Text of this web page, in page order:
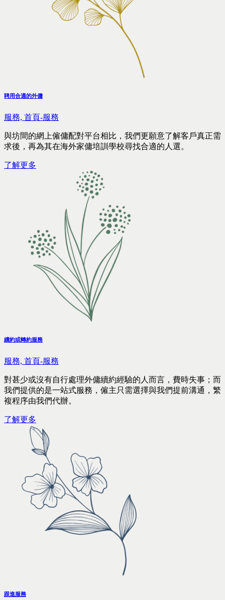
聘用合適的外傭
服務, 首頁-服務
與坊間的網上僱傭配對平台相比，我們更願意了解客戶真正需
求後，再為其在海外家傭培訓學校尋找合適的人選。
了解更多
續約或轉約服務
服務, 首頁-服務
對甚少或沒有自行處理外傭續約經驗的人而言，費時失事；而
我們提供的是一站式服務，僱主只需選擇與我們提前溝通，繁
複程序由我們代辦。
了解更多
跟進服務